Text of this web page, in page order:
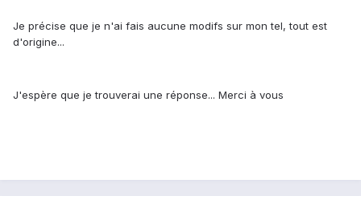
Je précise que je n'ai fais aucune modifs sur mon tel, tout est
d'origine...
J'espère que je trouverai une réponse... Merci à vous